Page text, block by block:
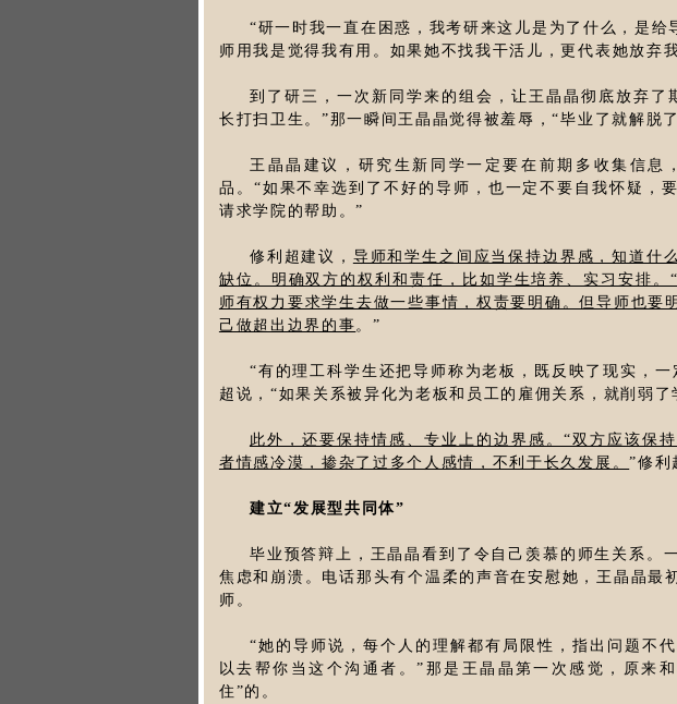
“研一时我一直在困惑，我考研来这儿是为了什么，是给
师用我是觉得我有用。如果她不找我干活儿，更代表她放弃
到了研三，一次新同学来的组会，让王晶晶彻底放弃了
长打扫卫生。”那一瞬间王晶晶觉得被羞辱，“毕业了就解脱了
王晶晶建议，研究生新同学一定要在前期多收集信息
品。“如果不幸选到了不好的导师，也一定不要自我怀疑，
请求学院的帮助。”
修利超建议， 导师和学生之间应当保持边界感，知道什
缺位。明确双方的权利和责任，比如学生培养、实习安排
师有权力要求学生去做一些事情，权责要明确。但导师也要
己做超出边界的事 。”
“有的理工科学生还把导师称为老板，既反映了现实，
超说，“如果关系被异化为老板和员工的雇佣关系，就削弱
此外，还要保持情感、专业上的边界感。“双方应该保
者情感冷漠，掺杂了过多个人感情，不利于长久发展。”修利
建立“发展型共同体”
毕业预答辩上，王晶晶看到了令自己羡慕的师生关系。
焦虑和崩溃。电话那头有个温柔的声音在安慰她，王晶晶最
师。
“她的导师说，每个人的理解都有局限性，指出问题不
以去帮你当这个沟通者。”那是王晶晶第一次感觉，原来
住”的。